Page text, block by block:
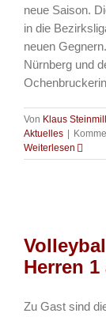
neue Saison.
in die
neuen
Nürnberg und
Von Klaus Steinmill
Aktuelles
Weiterlesen
Herren 1
Zu Gast sind